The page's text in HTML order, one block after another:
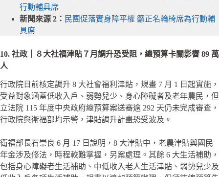
行動輔具席
新聞來源 2： 民團促落實身障平權 籲正名輪椅席為行動輔
具席
10. 社政｜８大社福津貼７月調升恐受阻，總預算卡關影響 89 萬
人
行政院日前核定調升 8 大社會福利津貼，規畫 7 月 1 日起實施，
受益對象涵蓋低收入戶、弱勢兒少、身心障礙者及老年農民，但
立法院 115 年度中央政府總預算案送審逾 292 天仍未完成審查，
行政院與衛福部均示警，津貼調升計畫恐受波及。
衛福部長石崇良 6 月 17 日說明，8 大津貼中，老農津貼與國民
年金涉及修法，時程較難掌握，另案處理。其餘 6 大生活補助，
包括身心障礙者生活補助、中低收入老人生活津貼、弱勢兒少及